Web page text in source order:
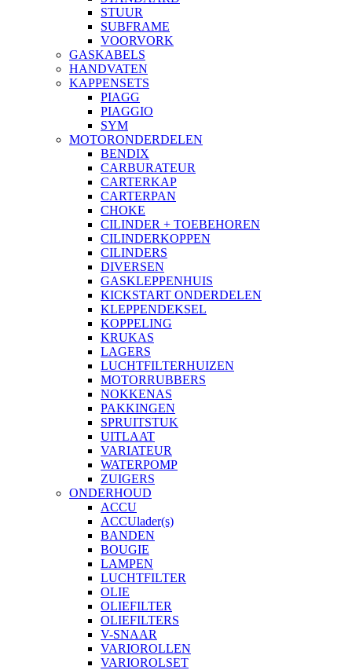
STUUR
SUBFRAME
VOORVORK
GASKABELS
HANDVATEN
KAPPENSETS
PIAGG
PIAGGIO
SYM
MOTORONDERDELEN
BENDIX
CARBURATEUR
CARTERKAP
CARTERPAN
CHOKE
CILINDER + TOEBEHOREN
CILINDERKOPPEN
CILINDERS
DIVERSEN
GASKLEPPENHUIS
KICKSTART ONDERDELEN
KLEPPENDEKSEL
KOPPELING
KRUKAS
LAGERS
LUCHTFILTERHUIZEN
MOTORRUBBERS
NOKKENAS
PAKKINGEN
SPRUITSTUK
UITLAAT
VARIATEUR
WATERPOMP
ZUIGERS
ONDERHOUD
ACCU
ACCUlader(s)
BANDEN
BOUGIE
LAMPEN
LUCHTFILTER
OLIE
OLIEFILTER
OLIEFILTERS
V-SNAAR
VARIOROLLEN
VARIOROLSET